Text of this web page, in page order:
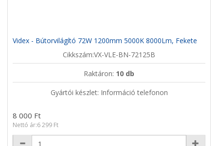
Videx - Bútorvilágító 72W 1200mm 5000K 8000Lm, Fekete
Cikkszám:VX-VLE-BN-72125B
Raktáron: 10 db
Gyártói készlet: Információ telefonon
8 000 Ft
Nettó ár:6 299 Ft